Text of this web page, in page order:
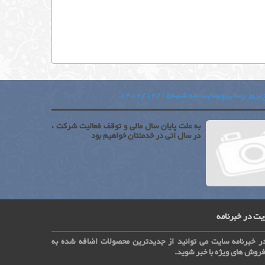
رسانی وبسایت سه شنبه1402/12/15
به علت پایان سال مالی و توقف فعالیت شرکت ،
در سال اتی در خدمتتان خواهیم بود
در خبرنامه
خبرنامه سایت می توانید از جدیدترین محصولات اضافه شده به
های ویژه با خبر شوید.